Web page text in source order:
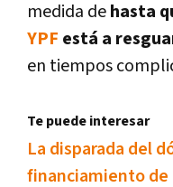
medida dehasta
YPF está a
en tiempos
Te puede interesar
La disparada del
financiamiento de